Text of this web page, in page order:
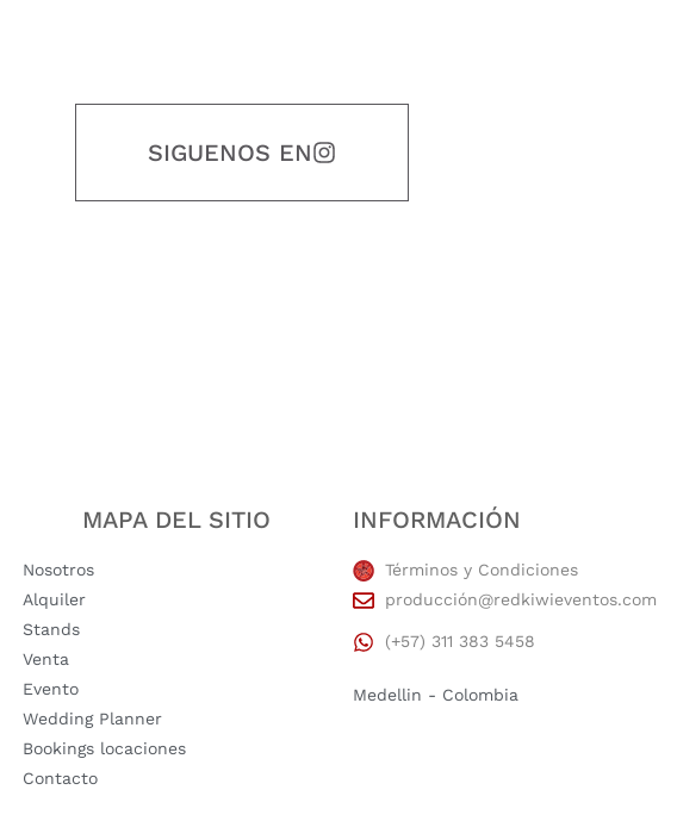
SIGUENOS EN
MAPA DEL SITIO
Nosotros
Alquiler
Stands
Venta
Evento
Wedding Planner
Bookings locaciones
Contacto
INFORMACIÓN
Términos y Condiciones
producción@redkiwieventos.com
(+57) 311 383 5458
Medellin - Colombia